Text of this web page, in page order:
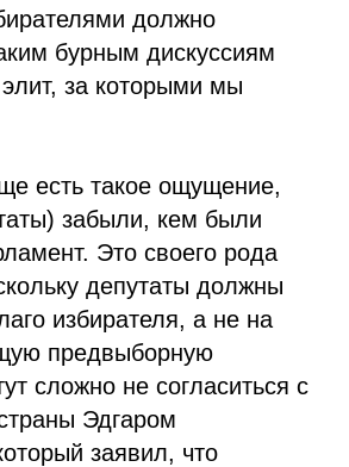
должно
бурным дискуссиям
элит, за которыми мы
есть такое ощущение,
забыли, кем были
Это своего рода
депутаты должны
избирателя, а не на
предвыборную
сложно не согласиться с
Эдгаром
заявил, что